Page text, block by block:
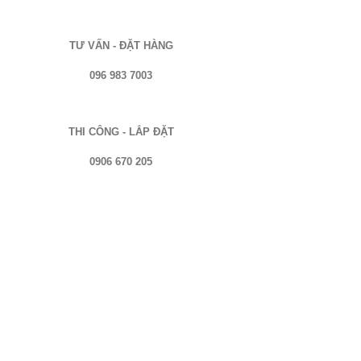
TƯ VẤN - ĐẶT HÀNG
096 983 7003
THI CÔNG - LẮP ĐẶT
0906 670 205